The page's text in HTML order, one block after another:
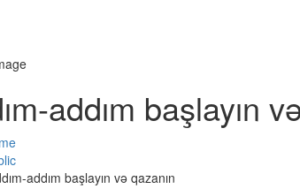
addım başlayın
addım başlayın və qazanın